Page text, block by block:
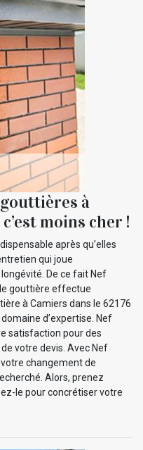
à
moins cher !
après qu’elles
qui joue
De ce fait Nef
gouttière effectue
à Camiers dans le 62176
d’expertise. Nef
satisfaction pour des
votre devis. Avec Nef
changement de
Alors, prenez
le pour concrétiser votre